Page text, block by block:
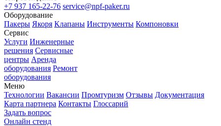
+7 937 165-22-76 service@npf-paker.ru
Оборудование
Пакеры Якоря Клапаны Инструменты Компоновки
Сервис
Услуги Инженерные
решения Сервисные
центры Аренда
оборудования Ремонт
оборудования
Меню
Технологии Вакансии Промтуризм Отзывы Документация
Карта партнера Контакты Глоссарий
Задать вопрос
Онлайн стенд